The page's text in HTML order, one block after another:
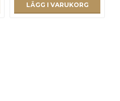
LÄGG I VARUKORG